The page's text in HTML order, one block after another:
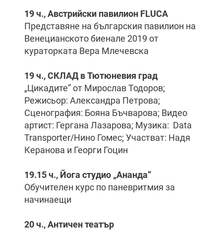
19 ч., Австрийски павилион FLUCA
Представяне на българския павилион на
Венецианското биенале 2019 от
кураторката Вера Млечевска
19 ч., СКЛАД в Тютюневия град
„Цикадите” от Мирослав Тодоров;
Режисьор: Александра Петрова;
Сценография: Бояна Бъчварова; Видео
артист: Гергана Лазарова; Музика: Data
Transporter/Нино Гомес; Участват: Надя
Керанова и Георги Гоцин
19.15 ч., Йога студио „Ананда”
Обучителен курс по паневритмия за
начинаещи
20 ч., Античен театър